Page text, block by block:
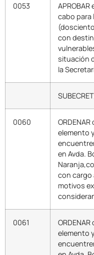
0053
cabo para
con
situación
la
0060
elemento
en Avda.
con cargo
motivos
0061
elemento